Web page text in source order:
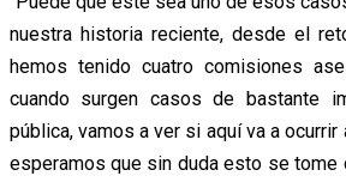
nuestra historia reciente, desde el
hemos tenido cuatro comisiones
cuando surgen casos de bastante
pública, vamos a ver si aquí va a
esperamos que sin duda esto se tome